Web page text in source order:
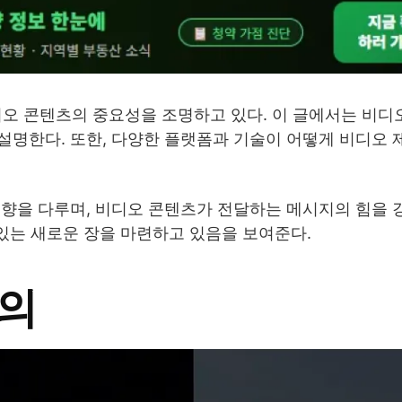
콘텐츠의 중요성을 조명하고 있다. 이 글에서는 비디
명한다. 또한, 다양한 플랫폼과 기술이 어떻게 비디오
을 다루며, 비디오 콘텐츠가 전달하는 메시지의 힘을
새로운 장을 마련하고 있음을 보여준다.